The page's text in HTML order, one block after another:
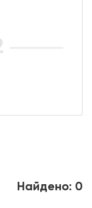
Найдено: 0